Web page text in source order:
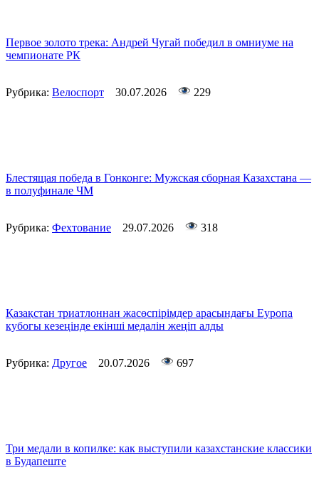
Первое золото трека: Андрей Чугай победил в омниуме на
чемпионате РК
Рубрика: Велоспорт 30.07.2026 229
Блестящая победа в Гонконге: Мужская сборная Казахстана —
в полуфинале ЧМ
Рубрика: Фехтование 29.07.2026 318
Қазақстан триатлоннан жасөспірімдер арасындағы Еуропа
кубогы кезеңінде екінші медалін жеңіп алды
Рубрика: Другое 20.07.2026 697
Три медали в копилке: как выступили казахстанские классики
в Будапеште